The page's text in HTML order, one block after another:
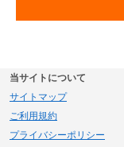
当サイトについて
サイトマップ
ご利用規約
プライバシーポリシー